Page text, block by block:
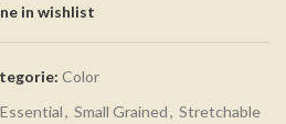
in wishlist
Color
Essential, Small Grained, Stretchable